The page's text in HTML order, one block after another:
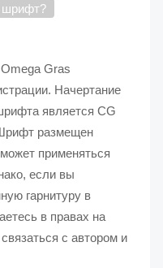
шрифт?
Gras
Начертание
является CG
размещен
применяться
если вы
гарнитуру в
в правах на
с автором и